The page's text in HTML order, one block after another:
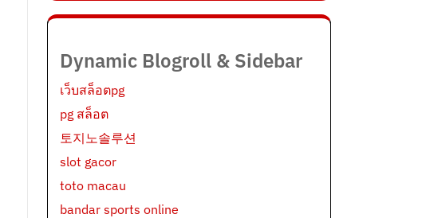
Dynamic Blogroll & Sidebar
เว็บสล็อตpg
pg สล็อต
토지노솔루션
slot gacor
toto macau
bandar sports online